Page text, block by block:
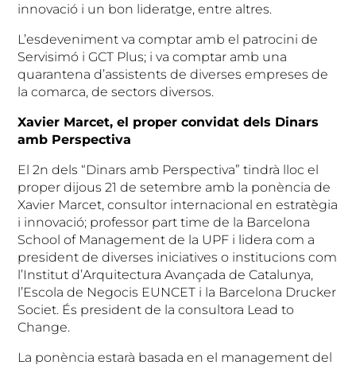
innovació i un bon lideratge, entre altres.
L’esdeveniment va comptar amb el patrocini de
Servisimó i GCT Plus; i va comptar amb una
quarantena d’assistents de diverses empreses de
la comarca, de sectors diversos.
Xavier Marcet, el proper convidat dels Dinars
amb Perspectiva
El 2n dels “Dinars amb Perspectiva” tindrà lloc el
proper dijous 21 de setembre amb la ponència de
Xavier Marcet, consultor internacional en estratègia
i innovació; professor part time de la Barcelona
School of Management de la UPF i lidera com a
president de diverses iniciatives o institucions com
l’Institut d’Arquitectura Avançada de Catalunya,
l’Escola de Negocis EUNCET i la Barcelona Drucker
Societ. És president de la consultora Lead to
Change.
La ponència estarà basada en el management del